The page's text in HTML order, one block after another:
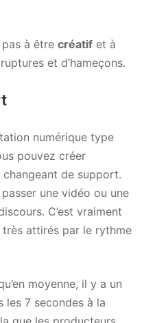
pas à être créatif et à
et d’hameçons.
numérique type
pouvez créer
de support.
une vidéo ou une
C’est vraiment
très attirés par le rythme
moyenne, il y a un
les 7 secondes à la